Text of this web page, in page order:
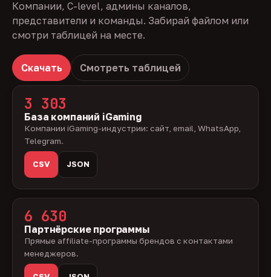
Компании, C-level, админы каналов,
представители и команды. Забирай файлом или
смотри таблицей на месте.
Скачать Смотреть таблицей
3 303
База компаний iGaming
Компании iGaming-индустрии: сайт, email, WhatsApp,
Telegram.
CSV JSON
6 630
Партнёрские программы
Прямые affiliate-программы брендов с контактами
менеджеров.